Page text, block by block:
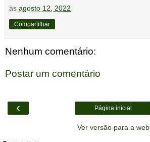
às agosto 12, 2022
Compartilhar
Nenhum comentário:
Postar um comentário
‹ Página inicial
Ver versão para a web